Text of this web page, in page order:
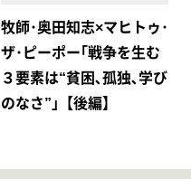
牧師･奥田知志×マヒトゥ･
ザ･ピーポー｢戦争を生む
３要素は“貧困､孤独､学び
のなさ”｣【後編】